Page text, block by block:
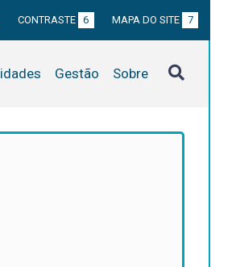
CONTRASTE 6 MAPA DO SITE 7
Gestão Sobre